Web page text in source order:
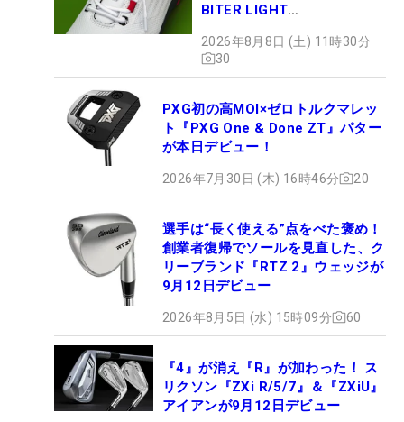
BITER LIGHT
ュー
2026年8月8日 (土) 11時30分
30
PXG初の高MOI×ゼロトルクマレッ
ト『PXG One & Done ZT』パター
が本日デビュー！
2026年7月30日 (木) 16時46分 20
選手は“長く使える”点をべた褒め！
創業者復帰でソールを見直した、ク
リーブランド『RTZ 2』ウェッジが
9月12日デビュー
2026年8月5日 (水) 15時09分 60
『4』が消え『R』が加わった！ ス
リクソン『ZXi R/5/7』＆『ZXiU』
アイアンが9月12日デビュー